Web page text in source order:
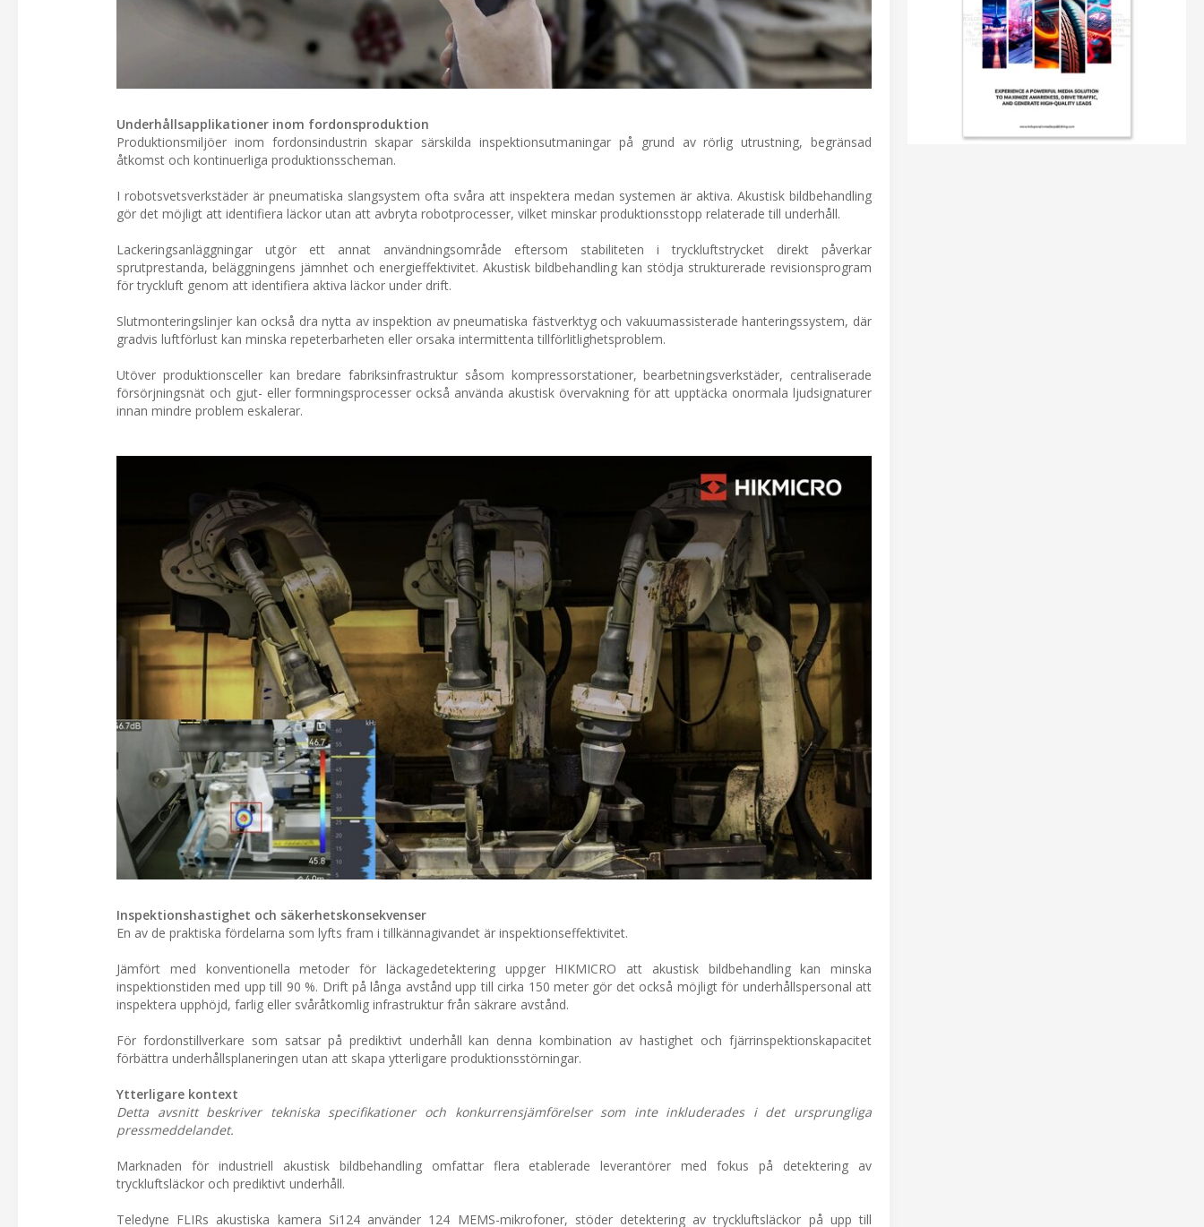
Underhållsapplikationer inom fordonsproduktion
Produktionsmiljöer inom fordonsindustrin skapar särskilda inspektionsutmaningar på grund av rörlig utrustning, begränsad
åtkomst och kontinuerliga produktionsscheman.
I robotsvetsverkstäder är pneumatiska slangsystem ofta svåra att inspektera medan systemen är aktiva. Akustisk bildbehandling
gör det möjligt att identifiera läckor utan att avbryta robotprocesser, vilket minskar produktionsstopp relaterade till underhåll.
Lackeringsanläggningar utgör ett annat användningsområde eftersom stabiliteten i tryckluftstrycket direkt påverkar
sprutprestanda, beläggningens jämnhet och energieffektivitet. Akustisk bildbehandling kan stödja strukturerade revisionsprogram
för tryckluft genom att identifiera aktiva läckor under drift.
Slutmonteringslinjer kan också dra nytta av inspektion av pneumatiska fästverktyg och vakuumassisterade hanteringssystem, där
gradvis luftförlust kan minska repeterbarheten eller orsaka intermittenta tillförlitlighetsproblem.
Utöver produktionsceller kan bredare fabriksinfrastruktur såsom kompressorstationer, bearbetningsverkstäder, centraliserade
försörjningsnät och gjut- eller formningsprocesser också använda akustisk övervakning för att upptäcka onormala ljudsignaturer
innan mindre problem eskalerar.
Inspektionshastighet och säkerhetskonsekvenser
En av de praktiska fördelarna som lyfts fram i tillkännagivandet är inspektionseffektivitet.
Jämfört med konventionella metoder för läckagedetektering uppger HIKMICRO att akustisk bildbehandling kan minska
inspektionstiden med upp till 90 %. Drift på långa avstånd upp till cirka 150 meter gör det också möjligt för underhållspersonal att
inspektera upphöjd, farlig eller svåråtkomlig infrastruktur från säkrare avstånd.
För fordonstillverkare som satsar på prediktivt underhåll kan denna kombination av hastighet och fjärrinspektionskapacitet
förbättra underhållsplaneringen utan att skapa ytterligare produktionsstörningar.
Ytterligare kontext
Detta avsnitt beskriver tekniska specifikationer och konkurrensjämförelser som inte inkluderades i det ursprungliga
pressmeddelandet.
Marknaden för industriell akustisk bildbehandling omfattar flera etablerade leverantörer med fokus på detektering av
tryckluftsläckor och prediktivt underhåll.
Teledyne FLIRs akustiska kamera Si124 använder 124 MEMS-mikrofoner, stöder detektering av tryckluftsläckor på upp till